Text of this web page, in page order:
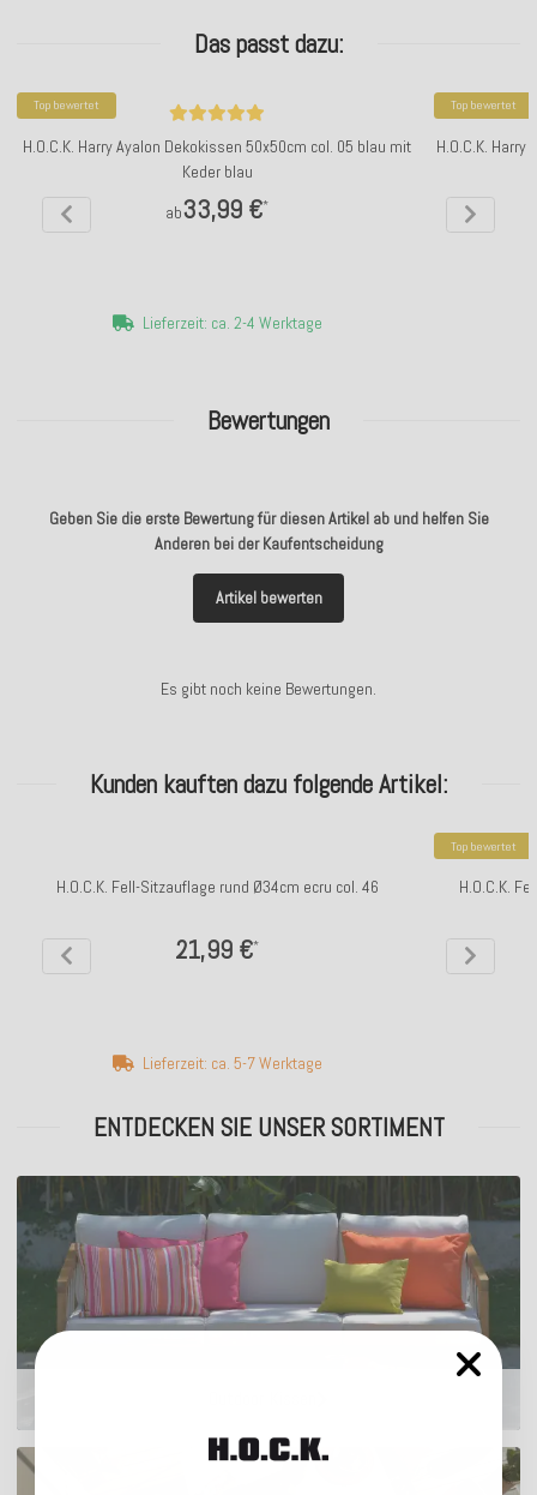
Bewertungen
Geben Sie die erste Bewertung für diesen Artikel ab und helfen Sie
Anderen bei der Kaufentscheidung
Artikel bewerten
Es gibt noch keine Bewertungen.
Das passt dazu:
Top bewertet
H.O.C.K. Harry Ayalon Dekokissen 50x50cm col. 05 blau mit
Keder blau
ab33,99 €*
Lieferzeit: ca. 2-4 Werktage
Top bewertet
H.O.C.K.
Kunden kauften dazu folgende Artikel:
H.O.C.K. Fell-Sitzauflage rund Ø34cm ecru col. 46
21,99 €*
Lieferzeit: ca. 5-7 Werktage
Top bewertet
H.O.C.K.
ENTDECKEN SIE UNSER SORTIMENT